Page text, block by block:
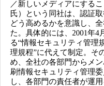
／新しいメディアにする
氏）という同社は、認証
どう高めるかを意識し、
た。具体的には、2001年4
る“情報セキュリティ管理
理規程”に代えて制定。そ
め、全社の各部門からメ
刷情報セキュリティ管理
し、各部門の責任者が運